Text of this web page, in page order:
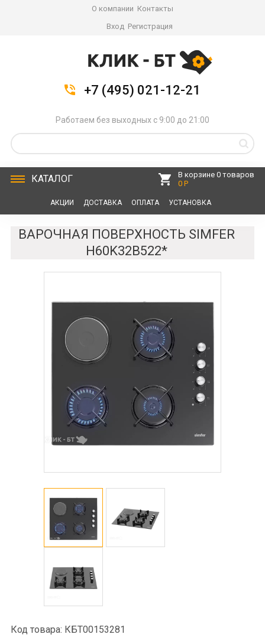
О компании Контакты
Вход Регистрация
+7 (495) 021-12-21
Работаем без выходных с 9:00 до 21:00
КАТАЛОГ
В корзине 0 товаров
0 Р
АКЦИИ ДОСТАВКА ОПЛАТА УСТАНОВКА
ВАРОЧНАЯ ПОВЕРХНОСТЬ SIMFER
H60K32B522*
Код товара: КБТ00153281